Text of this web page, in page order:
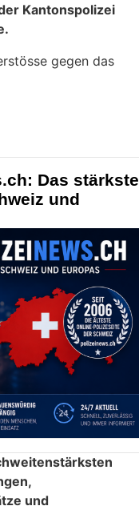
Kantonspolizei
gegen das
Das stärkste
und
und